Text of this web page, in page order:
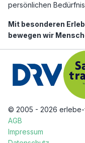
persönlichen
Mit besonderen
bewegen wir
© 2005 - 2026 erlebe-
AGB
Impressum